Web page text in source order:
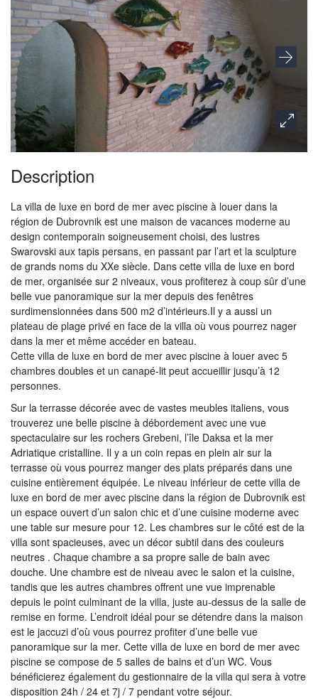
Description
La villa de luxe en bord de mer avec piscine à louer dans la
région de Dubrovnik est une maison de vacances moderne au
design contemporain soigneusement choisi, des lustres
Swarovski aux tapis persans, en passant par l’art et la sculpture
de grands noms du XXe siècle. Dans cette villa de luxe en bord
de mer, organisée sur 2 niveaux, vous profiterez à coup sûr d’une
belle vue panoramique sur la mer depuis des fenêtres
surdimensionnées dans 500 m2 d’intérieurs.Il y a aussi un
plateau de plage privé en face de la villa où vous pourrez nager
dans la mer et même accéder en bateau.
Cette villa de luxe en bord de mer avec piscine à louer avec 5
chambres doubles et un canapé-lit peut accueillir jusqu’à 12
personnes.
Sur la terrasse décorée avec de vastes meubles italiens, vous
trouverez une belle piscine à débordement avec une vue
spectaculaire sur les rochers Grebeni, l’île Daksa et la mer
Adriatique cristalline. Il y a un coin repas en plein air sur la
terrasse où vous pourrez manger des plats préparés dans une
cuisine entièrement équipée. Le niveau inférieur de cette villa de
luxe en bord de mer avec piscine dans la région de Dubrovnik est
un espace ouvert d’un salon chic et d’une cuisine moderne avec
une table sur mesure pour 12. Les chambres sur le côté est de la
villa sont spacieuses, avec un décor subtil dans des couleurs
neutres . Chaque chambre a sa propre salle de bain avec
douche. Une chambre est de niveau avec le salon et la cuisine,
tandis que les autres chambres offrent une vue imprenable
depuis le point culminant de la villa, juste au-dessus de la salle de
remise en forme. L’endroit idéal pour se détendre dans la maison
est le jaccuzi d’où vous pourrez profiter d’une belle vue
panoramique sur la mer. Cette villa de luxe en bord de mer avec
piscine se compose de 5 salles de bains et d’un WC. Vous
bénéficierez également du gestionnaire de la villa qui sera à votre
disposition 24h / 24 et 7j / 7 pendant votre séjour.